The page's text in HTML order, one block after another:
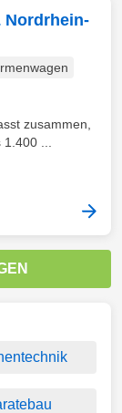
Nordrhein-
zusammen,
...